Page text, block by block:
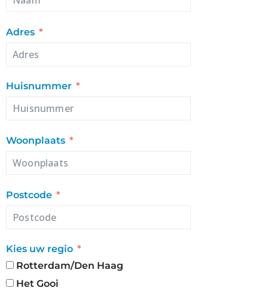
Adres
Huisnummer
Woonplaats
Postcode
Kies uw regio
Rotterdam/Den Haag
Het Gooi